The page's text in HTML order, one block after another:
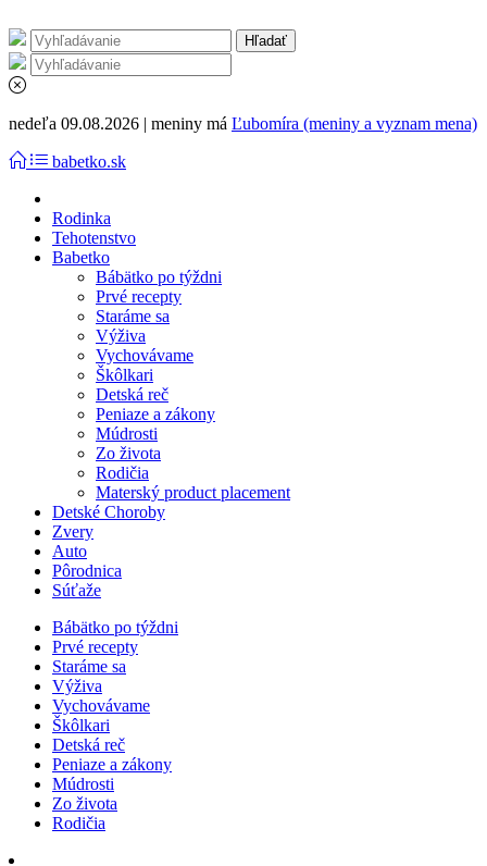
nedeľa 09.08.2026 | meniny má Ľubomíra (meniny a vyznam mena)
babetko.sk
Rodinka
Tehotenstvo
Babetko
Bábätko po týždni
Prvé recepty
Staráme sa
Výživa
Vychovávame
Škôlkari
Detská reč
Peniaze a zákony
Múdrosti
Zo života
Rodičia
Materský product placement
Detské Choroby
Zvery
Auto
Pôrodnica
Súťaže
Bábätko po týždni
Prvé recepty
Staráme sa
Výživa
Vychovávame
Škôlkari
Detská reč
Peniaze a zákony
Múdrosti
Zo života
Rodičia